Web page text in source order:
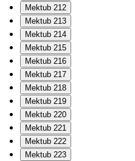
Mektub 212
Mektub 213
Mektub 214
Mektub 215
Mektub 216
Mektub 217
Mektub 218
Mektub 219
Mektub 220
Mektub 221
Mektub 222
Mektub 223